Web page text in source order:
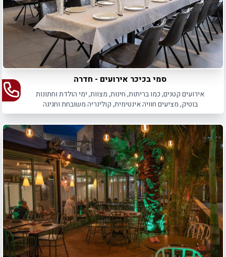
סמי בכיכר אירועים - חדרה
אירועים קטנים, כמו בריתות, חינות, מצוות, ימי הולדת וחתונות
בוטיק, מציעים חוויה אינטימית, קולינריה משובחת וחגיגה
משפחתית מרגשת ומושקעת.